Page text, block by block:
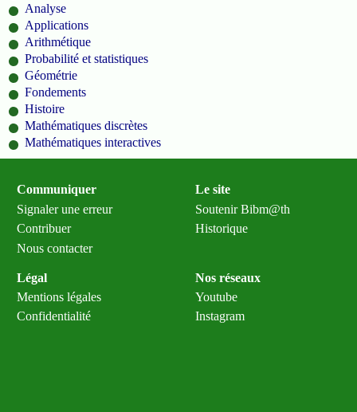
Analyse
Applications
Arithmétique
Probabilité et statistiques
Géométrie
Fondements
Histoire
Mathématiques discrètes
Mathématiques interactives
Communiquer
Signaler une erreur
Contribuer
Nous contacter
Le site
Soutenir Bibm@th
Historique
Légal
Mentions légales
Confidentialité
Nos réseaux
Youtube
Instagram